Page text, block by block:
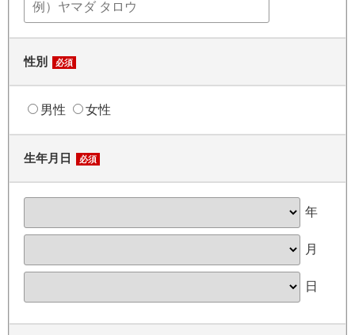
性別 必須
男性 女性
生年月日 必須
年
月
日